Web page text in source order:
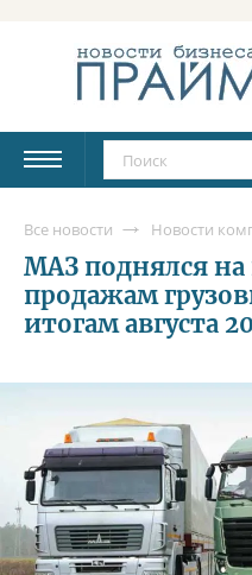
Все новости Новости
МАЗ поднялся на
продажам
итогам августа